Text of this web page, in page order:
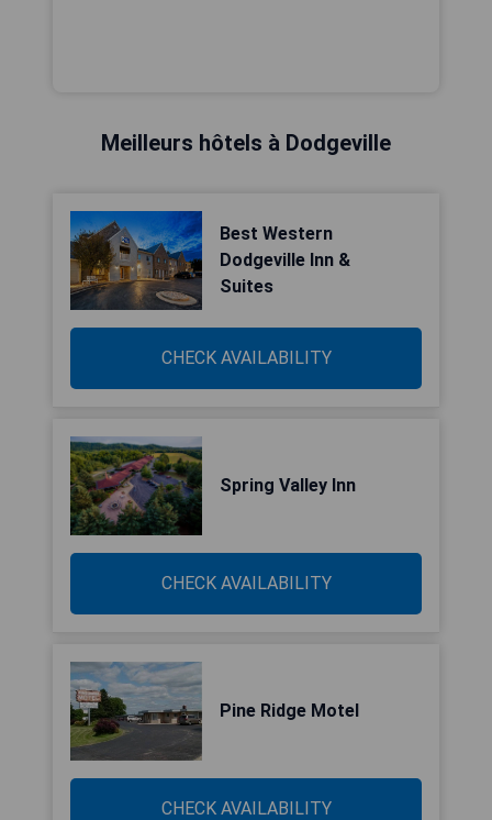
Meilleurs hôtels à Dodgeville
Best Western
Dodgeville Inn &
Suites
CHECK AVAILABILITY
Spring Valley Inn
CHECK AVAILABILITY
Pine Ridge Motel
CHECK AVAILABILITY